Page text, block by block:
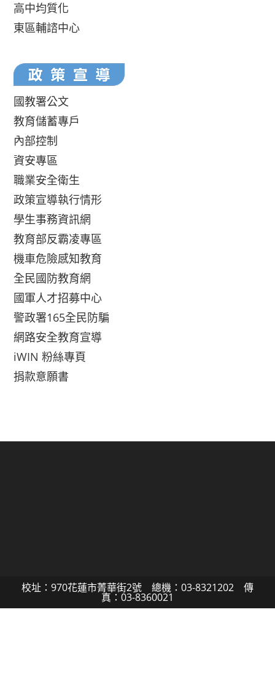
高中均質化
東區輔諮中心
國教署公文
教育儲蓄專戶
內部控制
資安專區
職業安全衛生
政策宣導執行情形
學生事務資訊網
教育部反霸凌專區
機車危險感知教育
全民國防教育網
國軍人才招募中心
警政署165全民防騙
網路安全教育宣導
iWIN 粉絲專頁
捐款意願書
校址：970花蓮市菁華街2號 總機：03-8321202 傳
真：03-8360021